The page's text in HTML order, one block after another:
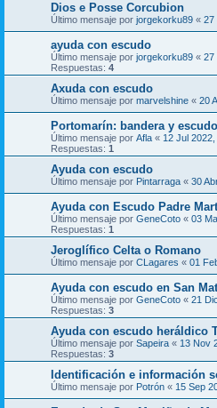
Dios e Posse Corcubion
Último mensaje por jorgekorku89 « 27
ayuda con escudo
Último mensaje por jorgekorku89 « 27
Respuestas: 4
Axuda con escudo
Último mensaje por marvelshine « 20
Portomarín: bandera y
Último mensaje por Afla « 12 Jul
Respuestas: 1
Ayuda con escudo
Último mensaje por Pintarraga « 30
Ayuda con Escudo Padre
Último mensaje por GeneCoto « 03
Respuestas: 1
Jeroglífico Celta o Romano
Último mensaje por CLagares « 01
Ayuda con escudo en San
Último mensaje por GeneCoto « 21
Respuestas: 3
Ayuda con escudo heráldico
Último mensaje por Sapeira « 13 Nov
Respuestas: 3
Identificación e información
Último mensaje por Potrón « 15 Sep